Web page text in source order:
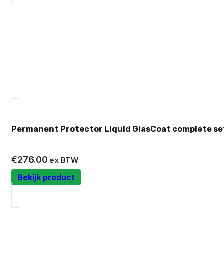
Permanent Protector Liquid GlasCoat complete
€276.00 ex BTW
Bekijk product